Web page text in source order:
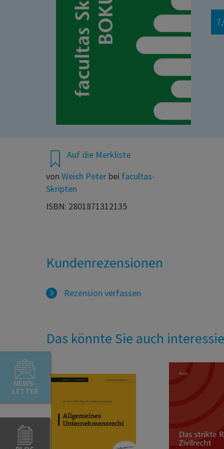
NEWS-
LETTER
7,
Auf die Merkliste
von Weish Peter bei facultas-
Skripten
ISBN: 2801871312135
Kundenrezensionen
Rezension verfassen
Das könnte Sie auch